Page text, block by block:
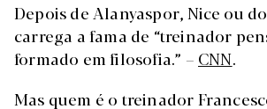
Depois de Alanyaspor, Nice ou
carrega a fama de “treinador
formado em filosofia.” – CNN.
Mas quem é o treinador